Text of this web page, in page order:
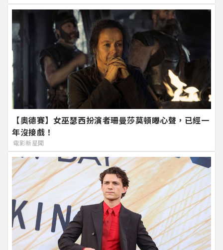
【奧德賽】女巫瑟西扮演者珊曼莎莫頓曝心聲，已經一
年沒接戲！
電影新星聞